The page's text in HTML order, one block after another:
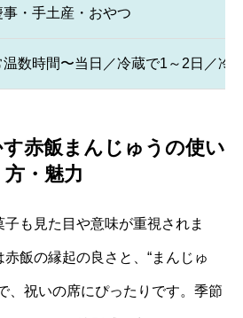
事・手土産・おやつ
温数時間〜当日／冷蔵で1～2日／冷
赤飯まんじゅうの使い
方・魅力
も見た目や意味が重視されま
飯の縁起の良さと、“まんじゅ
、祝いの席にぴったりです。季節